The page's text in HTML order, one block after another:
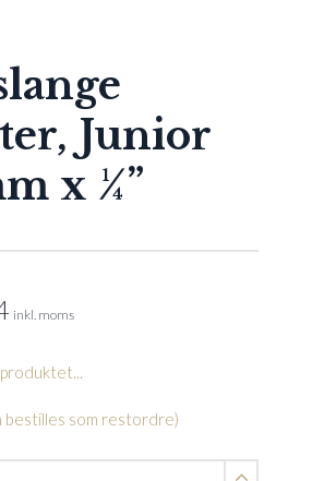
Junior
x ¼”
inkl. moms
bestilles som restordre)